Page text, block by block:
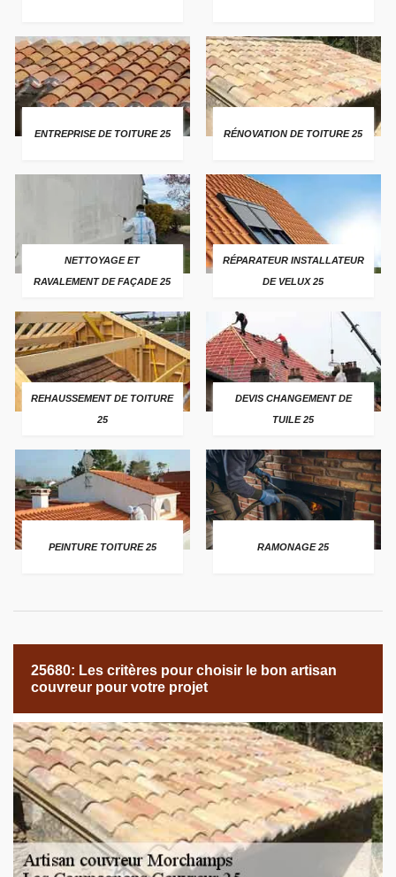
ENTREPRISE DE TOITURE 25 RÉNOVATION DE TOITURE 25
NETTOYAGE ET
RAVALEMENT DE FAÇADE 25
RÉPARATEUR INSTALLATEUR
DE VELUX 25
REHAUSSEMENT DE TOITURE
25
DEVIS CHANGEMENT DE
TUILE 25
PEINTURE TOITURE 25 RAMONAGE 25
25680: Les critères pour choisir le bon artisan
couvreur pour votre projet